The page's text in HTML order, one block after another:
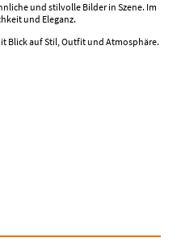
und stilvolle Bilder in Szene. Im
und Eleganz.
Blick auf Stil, Outfit und Atmosphäre.